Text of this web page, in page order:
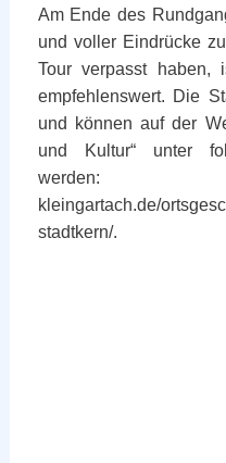
Am Ende des
und voller Eindrücke
Tour verpasst haben,
empfehlenswert. Die
und können auf der
und Kultur“ unter
werden:
kleingartach.de/
stadtkern/.